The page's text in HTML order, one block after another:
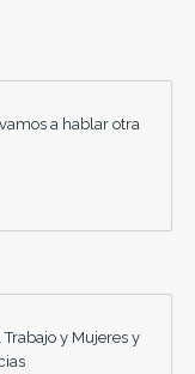
a hablar otra
y Mujeres y